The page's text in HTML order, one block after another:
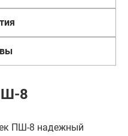
8
ПШ-8 надежный